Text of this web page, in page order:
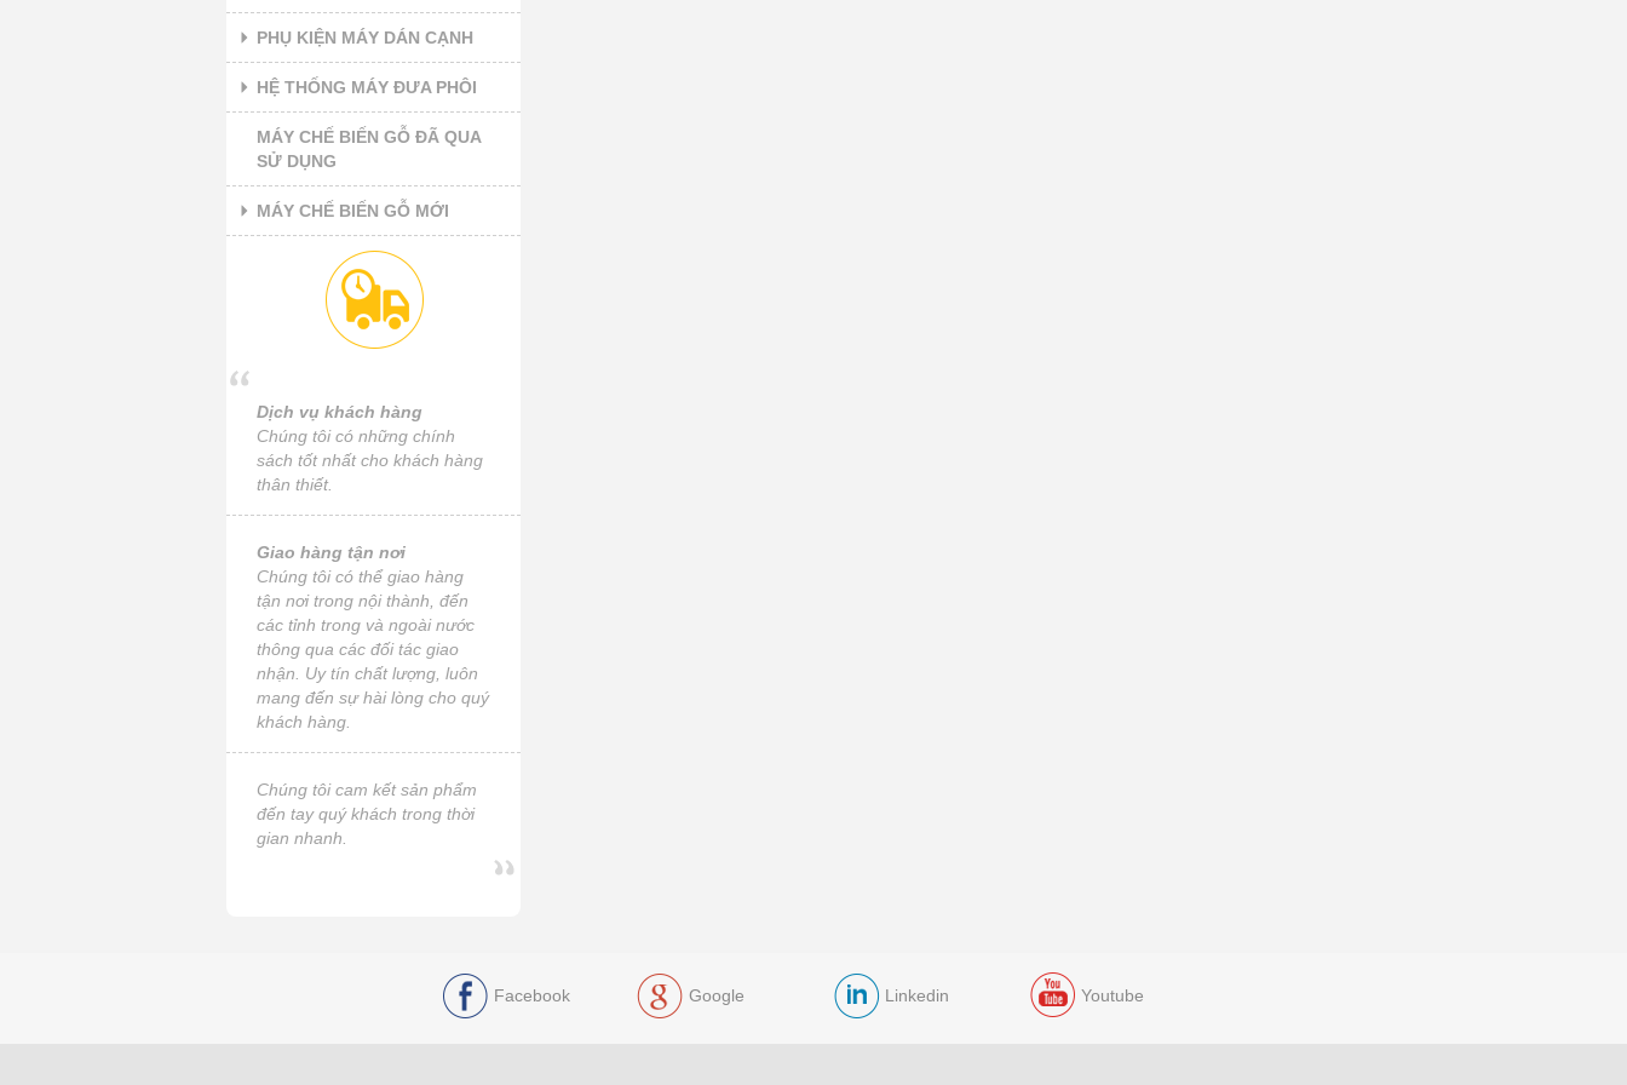
PHỤ KIỆN MÁY DÁN CẠNH
HỆ THỐNG MÁY ĐƯA PHÔI
MÁY CHẾ BIẾN GỖ ĐÃ QUA
SỬ DỤNG
MÁY CHẾ BIẾN GỖ MỚI
Dịch vụ khách hàng
Chúng tôi có những chính
sách tốt nhất cho khách hàng
thân thiết.
Giao hàng tận nơi
Chúng tôi có thể giao hàng
tận nơi trong nội thành, đến
các tỉnh trong và ngoài nước
thông qua các đối tác giao
nhận. Uy tín chất lượng, luôn
mang đến sự hài lòng cho quý
khách hàng.
Chúng tôi cam kết sản phẩm
đến tay quý khách trong thời
gian nhanh.
Facebook Google Linkedin Youtube